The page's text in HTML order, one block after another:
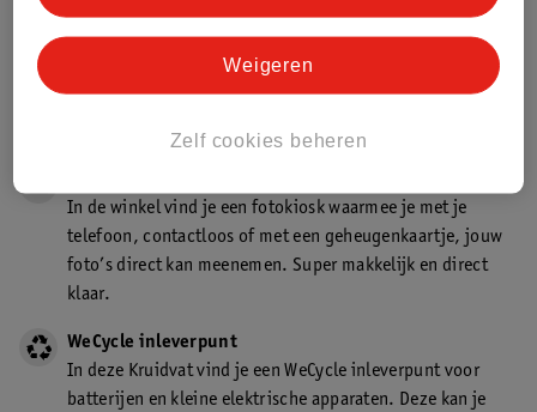
Kruidvat is een gecertificeerd drogist. Dit betekent dat je
winkel én online!
In de winkel vind je een fotokiosk waarmee je met je
telefoon, contactloos of met een geheugenkaartje, jouw
foto’s direct kan meenemen. Super makkelijk en direct
klaar.
WeCycle inleverpunt
In deze Kruidvat vind je een WeCycle inleverpunt voor
batterijen en kleine elektrische apparaten. Deze kan je
Zelf cookies beheren
Weigeren